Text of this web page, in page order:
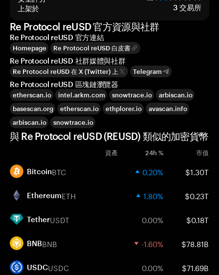
上架於 3 交易所
Re Protocol reUSD 官方資源與社群
Re Protocol reUSD 官方連結
Homepage Re Protocol reUSD 白皮書
Re Protocol reUSD 社群媒體與社群
Re Protocol reUSD 在 X (Twitter) 上 Telegram
Re Protocol reUSD 區塊鏈瀏覽器
etherscan.io intel.arkm.com snowtrace.io
arbiscan.io
basescan.org
etherscan.io ethplorer.io
avascan.info
arbiscan.io
snowtrace.io
與 Re Protocol reUSD (REUSD) 類似的加密貨幣
資產 24h % 市值
BitcoinBTC 0.20% $1.30T
EthereumETH 1.80% $0.23T
TetherUSDT 0.00% $0.18T
BNBBNB -1.60% $78.81B
USDCUSDC 0.00% $71.69B